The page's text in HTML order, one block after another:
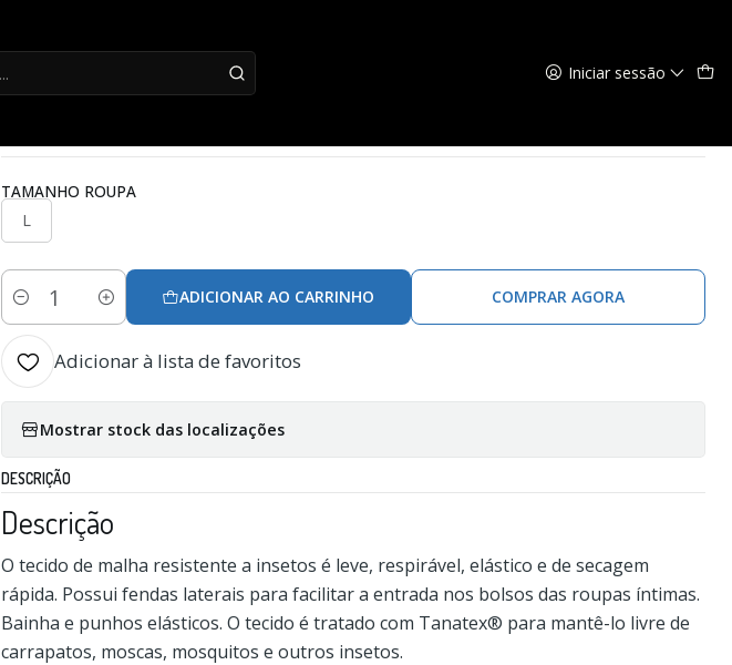
Iniciar sessão
|
TAMANHO ROUPA
L
Quantidade
ADICIONAR AO CARRINHO COMPRAR AGORA
Adicionar à lista de favoritos
Mostrar stock das localizações
DESCRIÇÃO
Descrição
O tecido de malha resistente a insetos é leve, respirável, elástico e de secagem
rápida. Possui fendas laterais para facilitar a entrada nos bolsos das roupas íntimas.
Bainha e punhos elásticos. O tecido é tratado com Tanatex® para mantê-lo livre de
carrapatos, moscas, mosquitos e outros insetos.